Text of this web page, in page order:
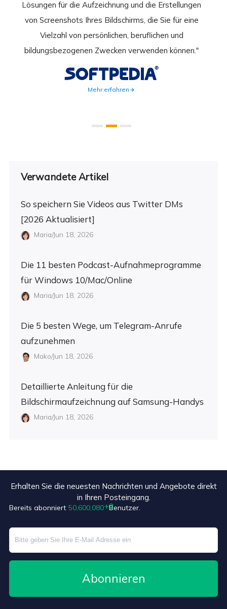
Lösungen für die Aufzeichnung und die Erstellungen
von Screenshots Ihres Bildschirms, die Sie für eine
Vielzahl von persönlichen, beruflichen und
bildungsbezogenen Zwecken verwenden können."
Mehr erfahren
Verwandete Artikel
So speichern Sie Videos aus Twitter DMs
[2026 Aktualisiert]
Maria/Jun 18, 2026
Die 11 besten Podcast-Aufnahmeprogramme
für Windows 10/Mac/Online
Maria/Jun 18, 2026
Die 5 besten Wege, um Telegram-Anrufe
aufzunehmen
Mako/Jun 18, 2026
Detaillierte Anleitung für die
Bildschirmaufzeichnung auf Samsung-Handys
Maria/Jun 18, 2026
Erhalten Sie die neuesten Nachrichten und Angebote direkt
in Ihren Posteingang.
Bereits abonniert 50,600,083 Benutzer.
Abonnieren